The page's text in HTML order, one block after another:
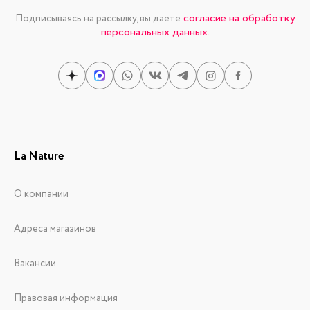
Подписываясь на рассылку, вы даете согласие на обработку
персональных данных.
La Nature
О компании
Адреса магазинов
Вакансии
Правовая информация